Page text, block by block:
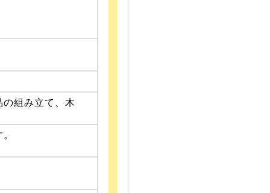
組み立て、木